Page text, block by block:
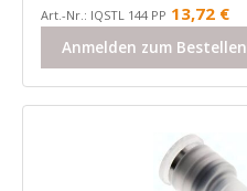
Art.-Nr.: IQSTL 144 PP 13,72 €
Anmelden zum Bestellen